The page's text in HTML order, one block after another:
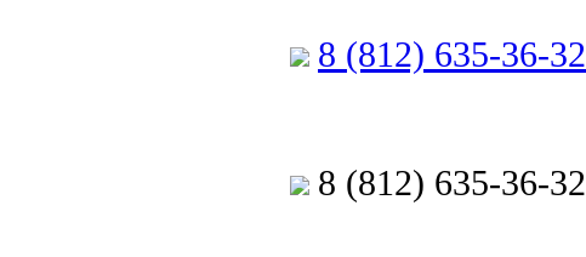
8 (812) 635-36-32
8 (812) 635-36-32